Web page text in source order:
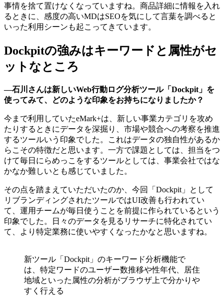
事情を捨て置けなくなっていますね。商品詳細に情報を入れ
るときに、感度の高いMDはSEOを気にして言葉を調べると
いった利用シーンも起こってきています。
Dockpitの強みはキーワードと属性がセ
ットなところ
―石川さんは新しいWeb行動ログ分析ツール「Dockpit」を
使ってみて、どのような印象をお持ちになりましたか？
今まで利用していたeMark+は、新しい事業カテゴリを攻め
たりするときにデータを深掘り、市場や競合への考察を推進
するツールいう印象でした。これはデータの独自性があるか
らこその特徴だと思います。一方で課題としては、担当をつ
けて毎日にらめっこをするツールとしては、事業会社ではな
かなか難しいとも感じていました。
その点を踏まえていただいたのか、今回「Dockpit」として
リブランディングされたツールではUI改善も行われてい
て、運用チームが毎日使うことを前提に作られているという
印象でした。日々のデータを見るリサーチに特化されてい
て、より特定業務に使いやすくなったかなと思いますね。
新ツール「Dockpit」のキーワード分析機能で
は、特定ワードのユーザー数推移や性年代、居住
地域といった属性の分析がブラウザ上で分かりや
すく行える